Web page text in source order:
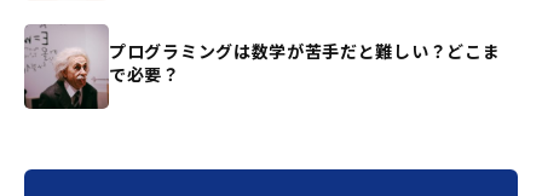
プログラミングは数学が苦手だと難しい？どこま
で必要？